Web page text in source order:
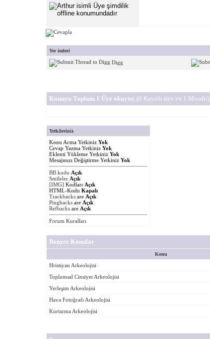
Yer imleri
Digg
Konuyu Toplam 1 Üye okuyor. (0 Kayıtlı üye ve 1 Misafir)
Yetkileriniz
Konu Acma Yetkiniz Yok
Cevap Yazma Yetkiniz Yok
Eklenti Yükleme Yetkiniz Yok
Mesajınızı Değiştirme Yetkiniz Yok
BB kodu Açık
Smileler Açık
[IMG] Kodları Açık
HTML-Kodu Kapalı
Trackbacksare Açık
Pingbacksare Açık
Refbacksare Açık
Forum Kuralları
Benzer Konular
Konu
Hristiyan Arkeolojisi
Toplumsal Cinsiyet Arkeolojisi
Yerleşim Arkeolojisi
Hava Fotoğrafı Arkeolojisi
Kurtarma Arkeolojisi